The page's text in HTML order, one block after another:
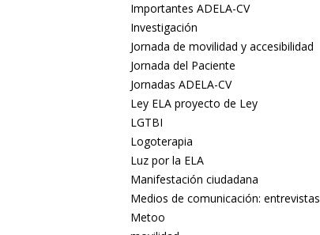
Importantes ADELA-CV
Investigación
Jornada de movilidad y accesibilidad
Jornada del Paciente
Jornadas ADELA-CV
Ley ELA proyecto de Ley
LGTBI
Logoterapia
Luz por la ELA
Manifestación ciudadana
Medios de comunicación: entrevistas
Metoo